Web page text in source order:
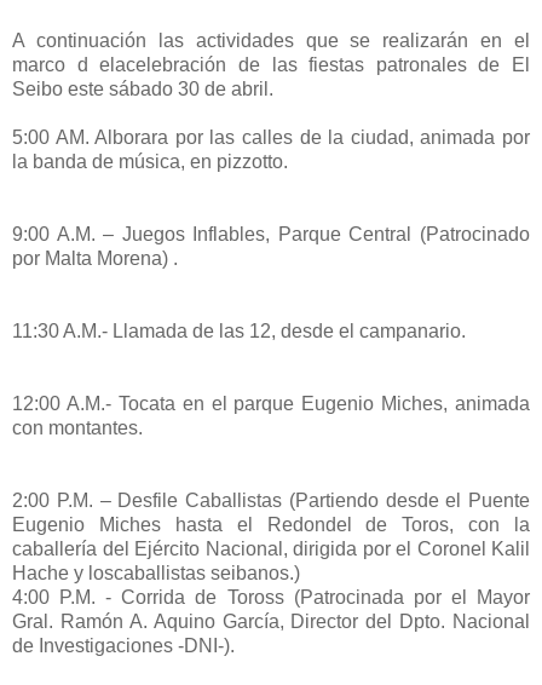
A continuación las actividades que se realizarán en el
marco d elacelebración de las fiestas patronales de El
Seibo este sábado 30 de abril.
5:00 AM. Alborara por las calles de la ciudad, animada por
la banda de música, en pizzotto.
9:00 A.M. – Juegos Inflables, Parque Central (Patrocinado
por Malta Morena) .
11:30 A.M.- Llamada de las 12, desde el campanario.
12:00 A.M.- Tocata en el parque Eugenio Miches, animada
con montantes.
2:00 P.M. – Desfile Caballistas (Partiendo desde el Puente
Eugenio Miches hasta el Redondel de Toros, con la
caballería del Ejército Nacional, dirigida por el Coronel Kalil
Hache y loscaballistas seibanos.)
4:00 P.M. - Corrida de Toross (Patrocinada por el Mayor
Gral. Ramón A. Aquino García, Director del Dpto. Nacional
de Investigaciones -DNI-).